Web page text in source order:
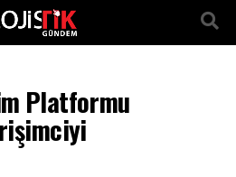
Platformu